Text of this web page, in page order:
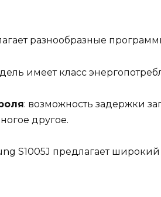
разнообразные
имеет класс
: возможность задержки
другое.
S1005J предлагает